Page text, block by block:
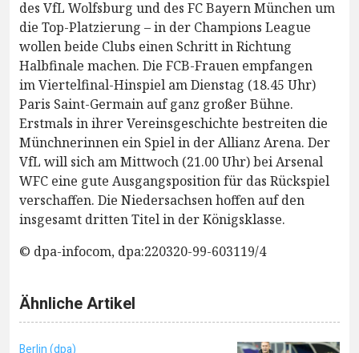
des VfL Wolfsburg und des FC Bayern München um
die Top-Platzierung – in der Champions League
wollen beide Clubs einen Schritt in Richtung
Halbfinale machen. Die FCB-Frauen empfangen
im Viertelfinal-Hinspiel am Dienstag (18.45 Uhr)
Paris Saint-Germain auf ganz großer Bühne.
Erstmals in ihrer Vereinsgeschichte bestreiten die
Münchnerinnen ein Spiel in der Allianz Arena. Der
VfL will sich am Mittwoch (21.00 Uhr) bei Arsenal
WFC eine gute Ausgangsposition für das Rückspiel
verschaffen. Die Niedersachsen hoffen auf den
insgesamt dritten Titel in der Königsklasse.
© dpa-infocom, dpa:220320-99-603119/4
Ähnliche Artikel
Berlin (dpa)